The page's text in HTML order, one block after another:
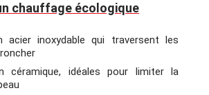
chauffage écologique
acier inoxydable qui traversent les
céramique, idéales pour limiter la